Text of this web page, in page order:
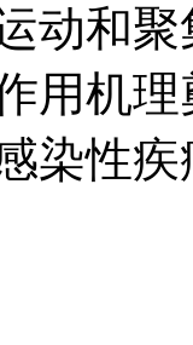
动和
用机
染性